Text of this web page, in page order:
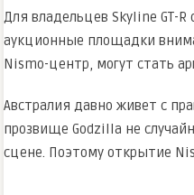
Для владельцев Skyline GT-
аукционные площадки
Nismo-центр, могут стать
Австралия давно живет с
прозвище Godzilla не
сцене. Поэтому открытие